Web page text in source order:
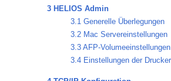
3 HELIOS Admin
3.1 Generelle Überlegungen
3.2 Mac Servereinstellungen
3.3 AFP-Volumeeinstellungen
3.4 Einstellungen der